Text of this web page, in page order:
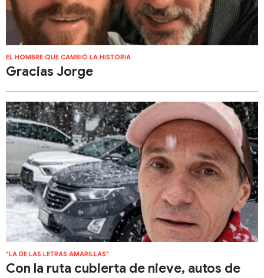
EL HOMBRE QUE CAMBIÓ LA HISTORIA
Gracias Jorge
"LA DE LAS LETRAS AMARILLAS"
Con la ruta cubierta de nieve, autos de